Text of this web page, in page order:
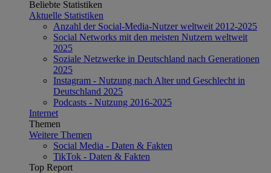
Beliebte Statistiken
Aktuelle Statistiken
Anzahl der Social-Media-Nutzer weltweit 2012-2025
Social Networks mit den meisten Nutzern weltweit
2025
Soziale Netzwerke in Deutschland nach Generationen
2025
Instagram - Nutzung nach Alter und Geschlecht in
Deutschland 2025
Podcasts - Nutzung 2016-2025
Internet
Themen
Weitere Themen
Social Media - Daten & Fakten
TikTok - Daten & Fakten
Top Report